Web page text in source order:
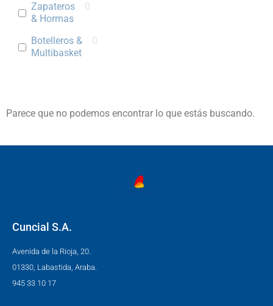
Zapateros
& Hormas
0
Botelleros &
Multibasket
0
Parece que no podemos encontrar lo que estás buscando.
Cuncial S.A.
Avenida de la Rioja, 20.
01330, Labastida, Araba.
945 33 10 17